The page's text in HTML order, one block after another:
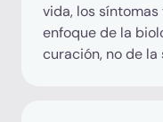
vida, los
enfoque de la
curación, no de